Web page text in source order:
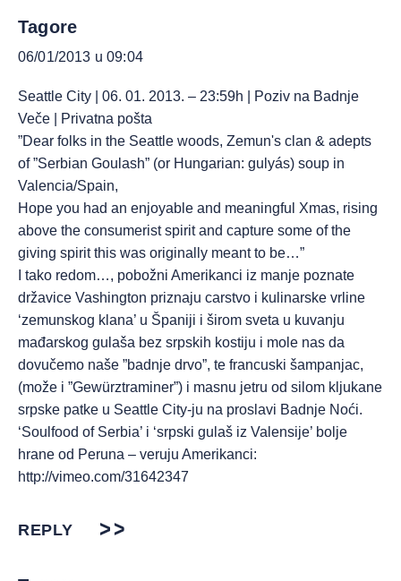
Tagore
06/01/2013 u 09:04
Seattle City | 06. 01. 2013. – 23:59h | Poziv na Badnje
Veče | Privatna pošta
”Dear folks in the Seattle woods, Zemun's clan & adepts
of ”Serbian Goulash” (or Hungarian: gulyás) soup in
Valencia/Spain,
Hope you had an enjoyable and meaningful Xmas, rising
above the consumerist spirit and capture some of the
giving spirit this was originally meant to be…”
I tako redom…, pobožni Amerikanci iz manje poznate
državice Vashington priznaju carstvo i kulinarske vrline
‘zemunskog klana’ u Španiji i širom sveta u kuvanju
mađarskog gulaša bez srpskih kostiju i mole nas da
dovučemo naše ”badnje drvo”, te francuski šampanjac,
(može i ”Gewürztraminer”) i masnu jetru od silom kljukane
srpske patke u Seattle City-ju na proslavi Badnje Noći.
‘Soulfood of Serbia’ i ‘srpski gulaš iz Valensije’ bolje
hrane od Peruna – veruju Amerikanci:
http://vimeo.com/31642347
REPLY